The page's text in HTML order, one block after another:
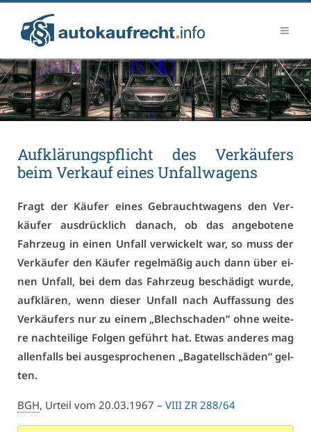
Auf­klä­rungs­pflicht des Ver­käu­fers
beim Ver­kauf ei­nes Un­fall­wa­gens
Fragt der Käu­fer ei­nes Ge­braucht­wa­gens den Ver­
käu­fer aus­drück­lich da­nach, ob das an­ge­bo­te­ne
Fahr­zeug in ei­nen Un­fall ver­wi­ckelt war, so muss der
Ver­käu­fer den Käu­fer re­gel­mä­ßig auch dann über ei­
nen Un­fall, bei dem das Fahr­zeug be­schä­digt wur­de,
auf­klä­ren, wenn die­ser Un­fall nach Auf­fas­sung des
Ver­käu­fers nur zu ei­nem „Blech­scha­den“ oh­ne wei­te­
re nach­tei­li­ge Fol­gen ge­führt hat. Et­was an­de­res mag
al­len­falls bei aus­ge­spro­che­nen „Ba­ga­tell­schä­den“ gel­
ten.
BGH, Ur­teil vom 20.03.1967 – VI­II ZR 288/64